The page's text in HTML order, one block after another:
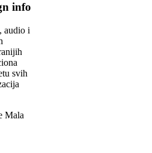
info
audio i
svih
Mala